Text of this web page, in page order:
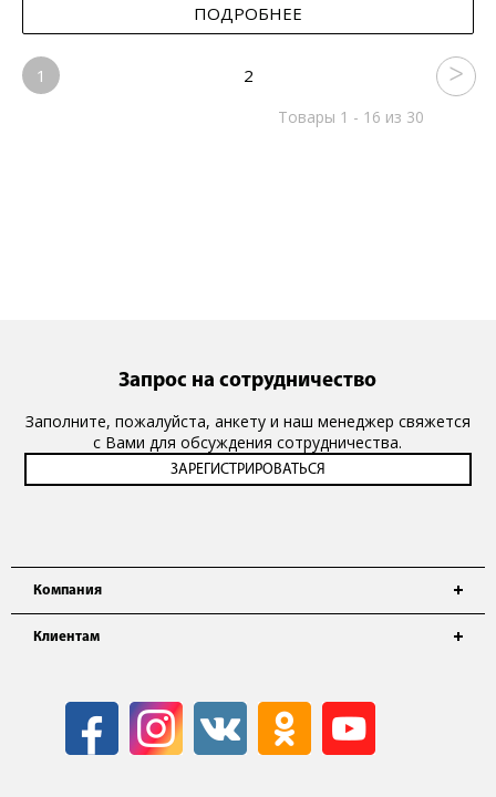
ПОДРОБНЕЕ
1 2
Товары 1 - 16 из 30
Компания
Клиентам
Запрос на сотрудничество
Заполните, пожалуйста, анкету и наш менеджер свяжется
с Вами для обсуждения сотрудничества.